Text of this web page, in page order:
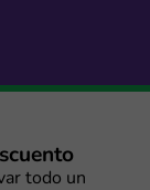
todo un